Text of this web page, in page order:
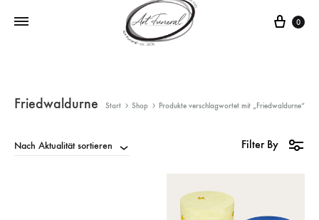
0
Friedwaldurne Start Shop Produkte verschlagwortet mit „Friedwaldurne“
Nach Aktualität sortieren Filter By